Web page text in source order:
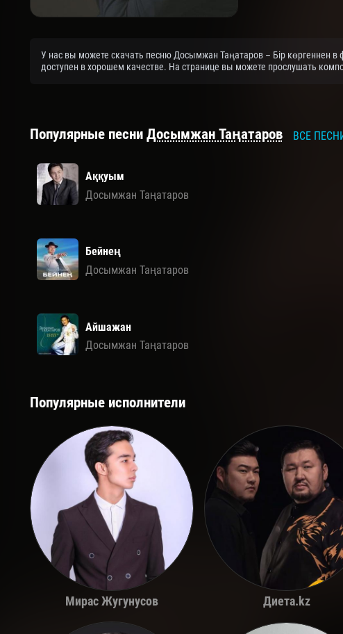
У нас вы можете скачать песню Досымжан Таңатаров – Бір көргеннен
доступен в хорошем качестве. На странице вы можете прослушать
Популярные песни Досымжан Таңатаров ВСЕ
Аққуым
Досымжан Таңатаров
Бейнең
Досымжан Таңатаров
Айшажан
Досымжан Таңатаров
Популярные исполнители
Мирас Жугунусов Диета.kz